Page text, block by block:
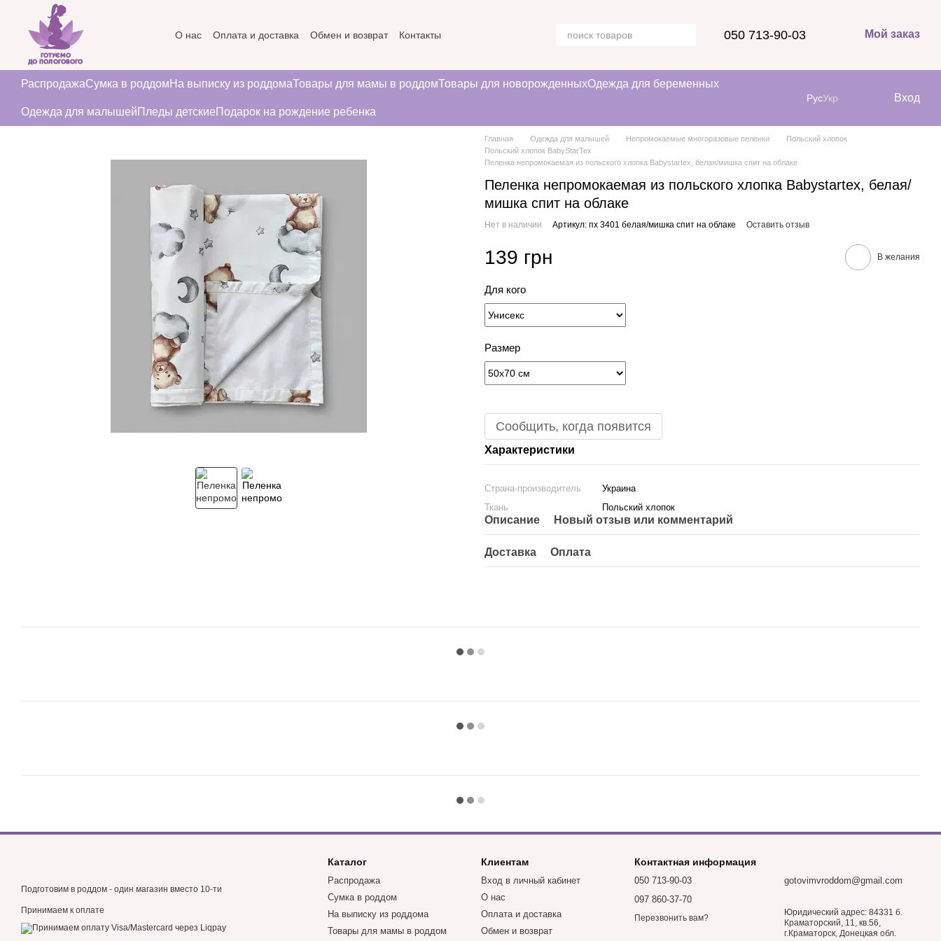
Перейти к основному контенту
О нас Оплата и доставка Обмен и возврат
Контакты
050 713-90-03 Мой заказ
РаспродажаСумка в роддом На выписку из роддомаТовары для мамы в роддомТовары для новорожденныхОдежда для беременных
Одежда для малышей Пледы детские Подарок на рождение ребенка
РусУкр Вход
Главная Одежда для малышей Непромокаемые многоразовые пеленки
Польский хлопок
Польский хлопок BabyStarTex
Пеленка непромокаемая из польского хлопка Babystartex, белая/мишка спит на облаке
Пеленка непромокаемая из польского хлопка Babystartex, белая/
мишка спит на облаке
Нет в наличии Артикул: пх 3401 белая/мишка спит на облаке Оставить отзыв
139 грн В желания
Для кого
Размер
Сообщить, когда появится
Характеристики
Страна-производитель
Украина
Ткань
Польский хлопок
Описание Новый отзыв или комментарий
Доставка Оплата
Подготовим в роддом - один магазин вместо 10-ти
Принимаем к оплате
Каталог
Распродажа
Сумка в роддом
На выписку из роддома
Товары для мамы в роддом
Клиентам
Вход в личный кабинет
О нас
Оплата и доставка
Обмен и возврат
Контактная информация
050 713-90-03
097 860-37-70
Перезвонить вам?
gotovimvroddom@gmail.com
Юридический адрес: 84331 б.
Краматорский, 11, кв.56,
г.Краматорск, Донецкая обл.